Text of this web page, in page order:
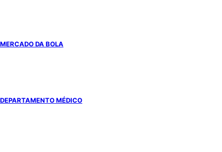
MERCADO DA BOLA
DEPARTAMENTO MÉDICO